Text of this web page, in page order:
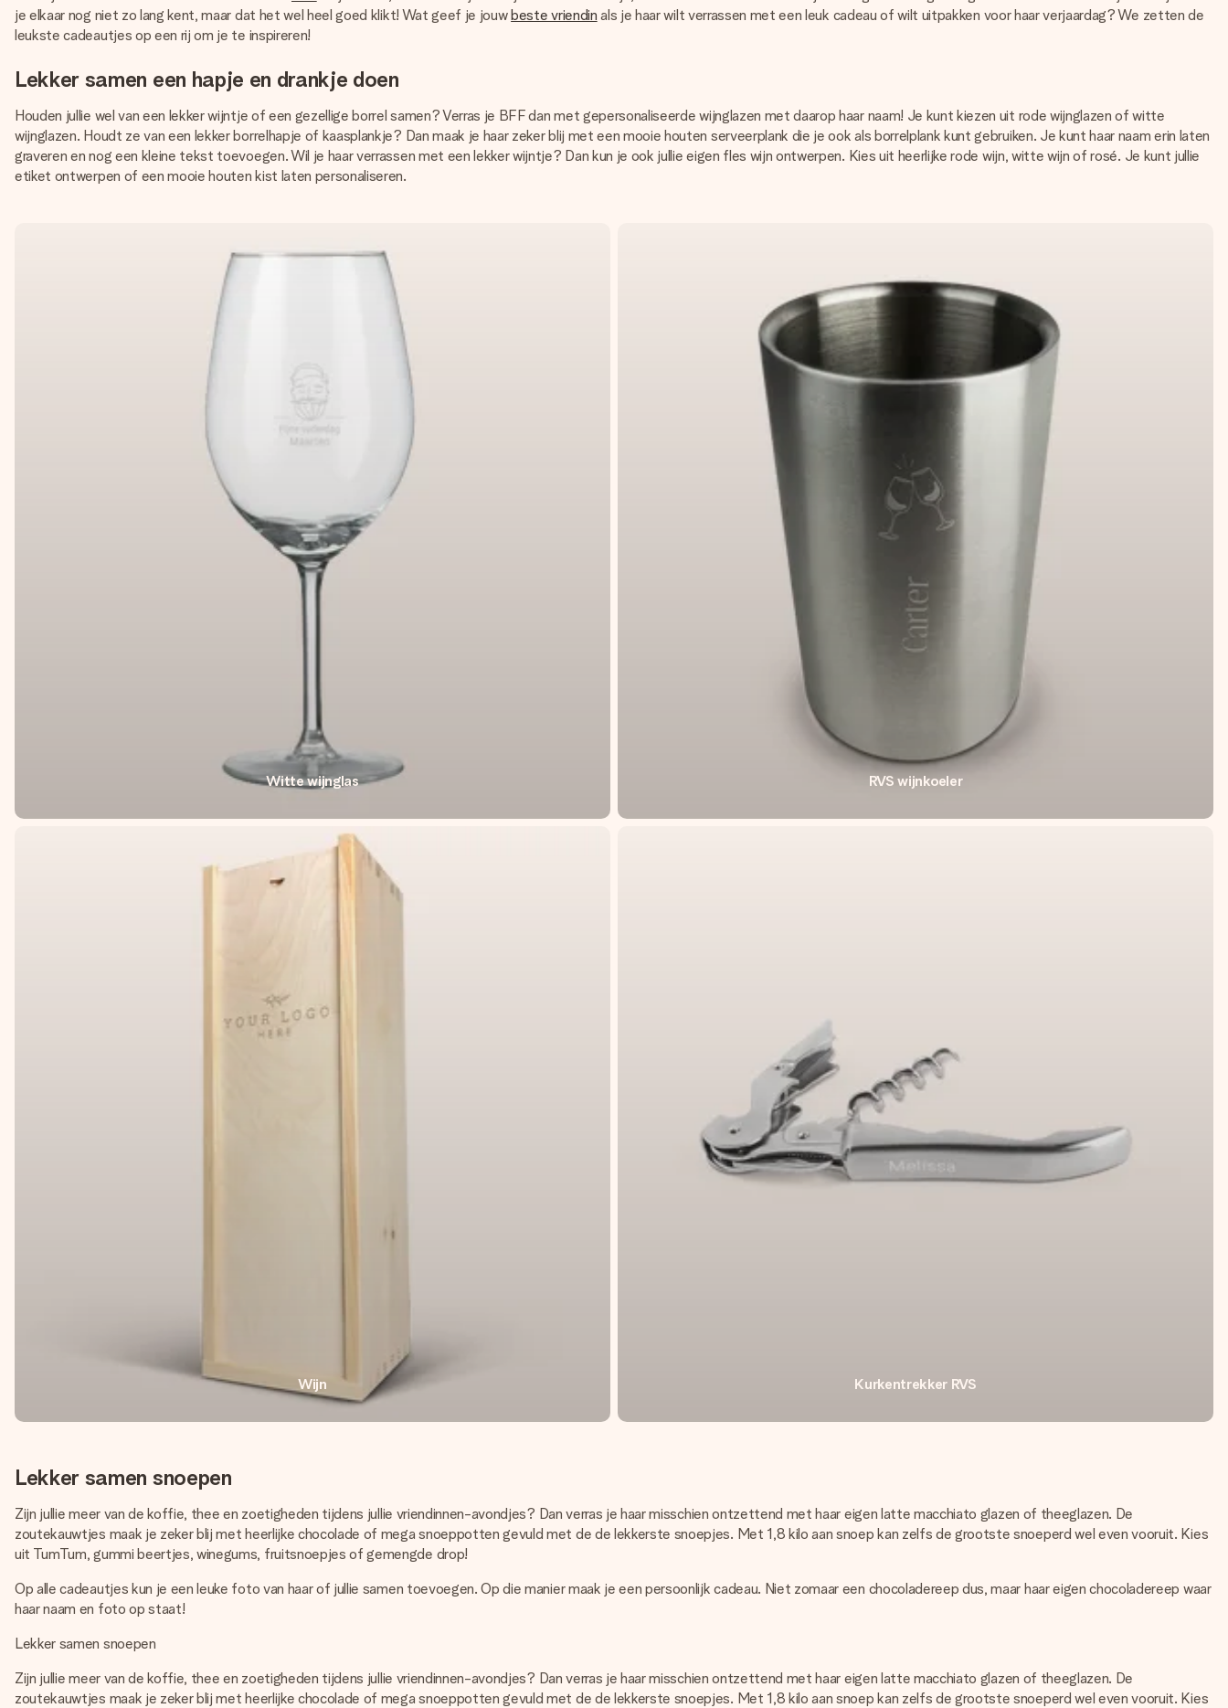
je elkaar nog niet zo lang kent, maar dat het wel heel goed klikt! Wat geef je jouwbeste vriendin als je haar wilt verrassen met een leuk cadeau of wilt uitpakken voor haar verjaardag? We zetten de
leukste cadeautjes op een rij om je te inspireren!
Lekker samen een hapje en drankje doen
Houden jullie wel van een lekker wijntje of een gezellige borrel samen? Verras je BFF dan met gepersonaliseerde wijnglazen met daarop haar naam! Je kunt kiezen uit rode wijnglazen of witte
wijnglazen. Houdt ze van een lekker borrelhapje of kaasplankje? Dan maak je haar zeker blij met een mooie houten serveerplank die je ook als borrelplank kunt gebruiken. Je kunt haar naam erin laten
graveren en nog een kleine tekst toevoegen. Wil je haar verrassen met een lekker wijntje? Dan kun je ook jullie eigen fles wijn ontwerpen. Kies uit heerlijke rode wijn, witte wijn of rosé. Je kunt jullie
etiket ontwerpen of een mooie houten kist laten personaliseren.
Witte wijnglas RVS wijnkoeler
Wijn Kurkentrekker RVS
Lekker samen snoepen
Zijn jullie meer van de koffie, thee en zoetigheden tijdens jullie vriendinnen-avondjes? Dan verras je haar misschien ontzettend met haar eigen latte macchiato glazen of theeglazen. De
zoutekauwtjes maak je zeker blij met heerlijke chocolade of mega snoeppotten gevuld met de de lekkerste snoepjes. Met 1,8 kilo aan snoep kan zelfs de grootste snoeperd wel even vooruit. Kies
uit TumTum, gummi beertjes, winegums, fruitsnoepjes of gemengde drop!
Op alle cadeautjes kun je een leuke foto van haar of jullie samen toevoegen. Op die manier maak je een persoonlijk cadeau. Niet zomaar een chocoladereep dus, maar haar eigen chocoladereep waar
haar naam en foto op staat!
Lekker samen snoepen
Zijn jullie meer van de koffie, thee en zoetigheden tijdens jullie vriendinnen-avondjes? Dan verras je haar misschien ontzettend met haar eigen latte macchiato glazen of theeglazen. De
zoutekauwtjes maak je zeker blij met heerlijke chocolade of mega snoeppotten gevuld met de de lekkerste snoepjes. Met 1,8 kilo aan snoep kan zelfs de grootste snoeperd wel even vooruit. Kies